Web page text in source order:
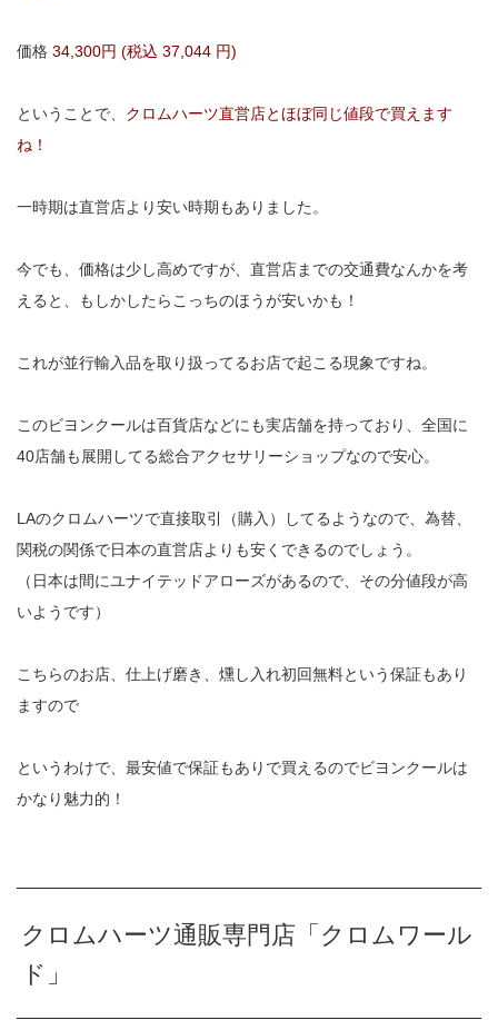
価格 34,300円 (税込 37,044 円)
ということで、 クロムハーツ直営店とほぼ同じ値段で買えます
ね！
一時期は直営店より安い時期もありました。
今でも、価格は少し高めですが、直営店までの交通費なんかを考
えると、もしかしたらこっちのほうが安いかも！
これが並行輸入品を取り扱ってるお店で起こる現象ですね。
このビヨンクールは百貨店などにも実店舗を持っており、全国に
40店舗も展開してる総合アクセサリーショップなので安心。
LAのクロムハーツで直接取引（購入）してるようなので、為替、
関税の関係で日本の直営店よりも安くできるのでしょう。
（日本は間にユナイテッドアローズがあるので、その分値段が高
いようです）
こちらのお店、仕上げ磨き、燻し入れ初回無料という保証もあり
ますので
というわけで、最安値で保証もありで買えるのでビヨンクールは
かなり魅力的！
クロムハーツ通販専門店「クロムワール
ド」